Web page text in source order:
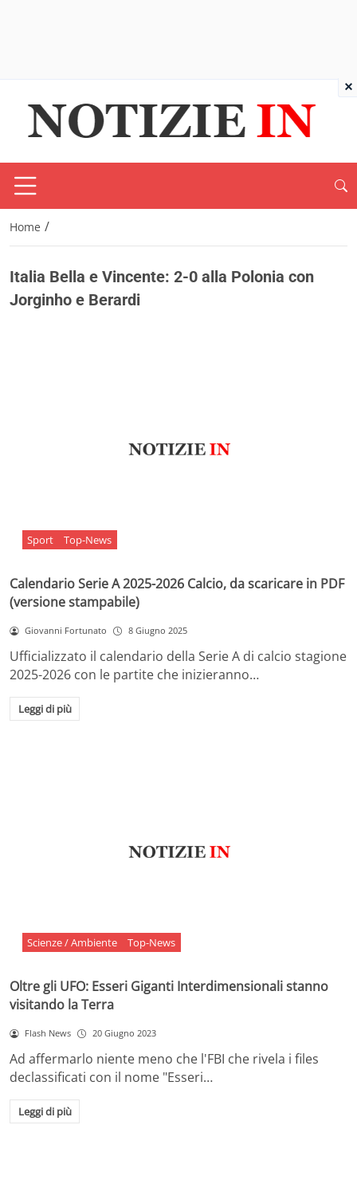
Home /
Italia Bella e Vincente: 2-0 alla Polonia con
Jorginho e Berardi
Sport Top-News
Calendario Serie A 2025-2026 Calcio, da scaricare in PDF
(versione stampabile)
Giovanni Fortunato 8 Giugno 2025
Ufficializzato il calendario della Serie A di calcio stagione
2025-2026 con le partite che inizieranno…
Leggi di più
Scienze / Ambiente Top-News
Oltre gli UFO: Esseri Giganti Interdimensionali stanno
visitando la Terra
Flash News 20 Giugno 2023
Ad affermarlo niente meno che l'FBI che rivela i files
declassificati con il nome "Esseri…
Leggi di più
×